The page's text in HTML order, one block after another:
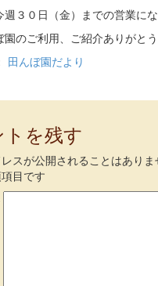
３０日（金）までの営業にな
のご利用、ご紹介ありがとう
田んぼ園だより
を残す
スが公開されることはありま
目です